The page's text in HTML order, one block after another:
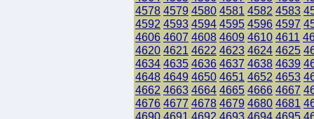
4578 4579 4580 4581 4582 4583
4592 4593 4594 4595 4596 4597
4606 4607 4608 4609 4610 4611
4620 4621 4622 4623 4624 4625
4634 4635 4636 4637 4638 4639
4648 4649 4650 4651 4652 4653
4662 4663 4664 4665 4666 4667
4676 4677 4678 4679 4680 4681
4690 4691 4692 4693 4694 4695